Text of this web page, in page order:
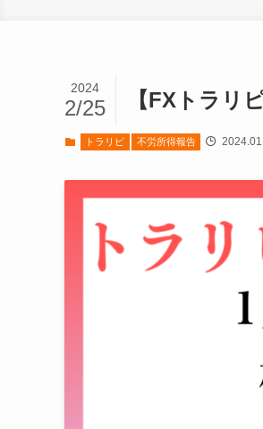
【FXトラリ
2024
2/25
トラリピ 不労所得報告